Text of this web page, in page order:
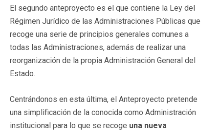
El segundo anteproyecto es el que contiene la Ley del
Régimen Jurídico de las Administraciones Públicas que
recoge una serie de principios generales comunes a
todas las Administraciones, además de realizar una
reorganización de la propia Administración General del
Estado.
Centrándonos en esta última, el Anteproyecto pretende
una simplificación de la conocida como Administración
institucional para lo que se recoge una nueva